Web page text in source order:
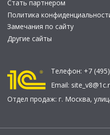
Стать партнером
Политика
Замечания по сайту
Другие сайты
Телефон: +7
Email:
Отдел продаж: г. Москва,